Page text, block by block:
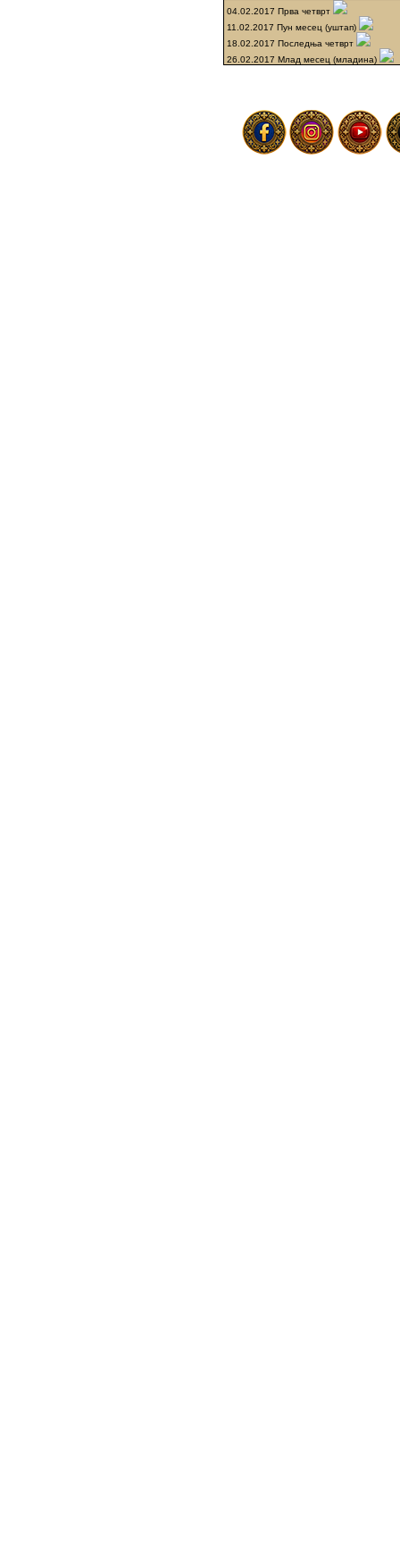
04.02.2017 Прва четврт
11.02.2017 Пун месец (уштап)
18.02.2017 Последња четврт
26.02.2017 Млад месец (младина)